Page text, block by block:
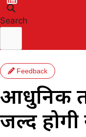
Search
Feedback
आधुनिक
जल्द